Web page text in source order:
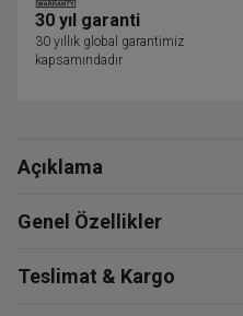
30 yıl garanti
30 yıllık global garantimiz
kapsamındadır
Açıklama
Genel Özellikler
Teslimat & Kargo